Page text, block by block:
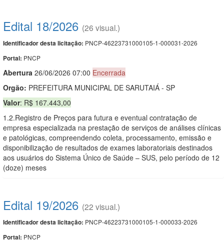
Edital 18/2026 (26 visual.)
Identificador desta licitação: PNCP-46223731000105-1-000031-2026
Portal: PNCP
Abertura 26/06/2026 07:00 Encerrada
Orgão: PREFEITURA MUNICIPAL DE SARUTAIÁ - SP
Valor: R$ 167.443,00
1.2.Registro de Preços para futura e eventual contratação de
empresa especializada na prestação de serviços de análises clínicas
e patológicas, compreendendo coleta, processamento, emissão e
disponibilização de resultados de exames laboratoriais destinados
aos usuários do Sistema Único de Saúde – SUS, pelo período de 12
(doze) meses
Edital 19/2026 (22 visual.)
Identificador desta licitação: PNCP-46223731000105-1-000033-2026
Portal: PNCP